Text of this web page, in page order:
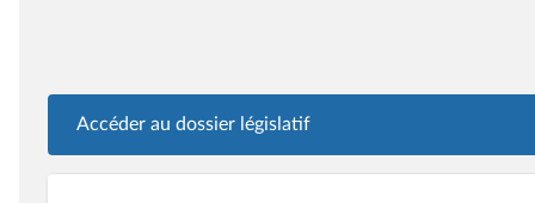
Accéder au dossier législatif